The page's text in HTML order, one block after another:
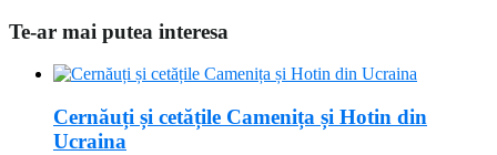
Te-ar mai putea interesa
Cernăuți și cetățile Camenița și Hotin din
Ucraina